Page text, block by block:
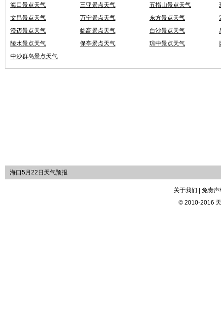
海口景点天气 三亚景点天气 五指山景点天气
文昌景点天气
万宁景点天气 东方景点天气
澄迈景点天气
临高景点天气 白沙景点天气
陵水景点天气
保亭景点天气 琼中景点天气
中沙群岛景点天气
海口5月22日天气预报
关于我们 | 免责
© 2010-2016